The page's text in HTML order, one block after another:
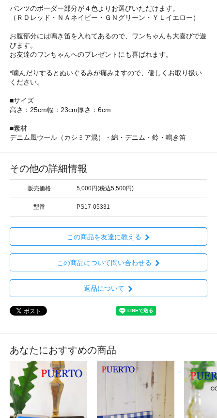
パンツのボーダー部分が４色よりお選びいただけます。
（ＲＤレッド・ＮＡネイビー・ＧＮグリーン・ＹＬイエロー）
お腹部分には鳴き笛を入れてあるので、ワンちゃんも大喜びで遊
びます。
お友達のワンちゃんへのプレゼントにも喜ばれます。
*噛んだりするとぬいぐるみが痛みますので、優しくお取り扱い
ください。
■サイズ
高さ：25cm幅：23cm厚さ：6cm
■素材
デニム風ウール（カシミア混）・綿・デニム・鈴・鳴き笛
その他の詳細情報
販売価格 5,000円(税込5,500円)
型番 PS17-05331
この商品を友達に教える
この商品について問い合わせる
返品について
あなたにおすすめの商品